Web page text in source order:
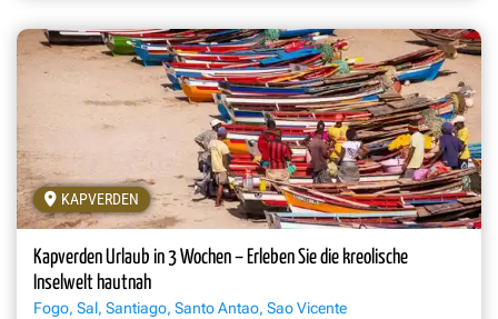
KAPVERDEN
Kapverden Urlaub in 3 Wochen – Erleben Sie die kreolische
Inselwelt hautnah
Fogo, Sal, Santiago, Santo Antao, Sao Vicente